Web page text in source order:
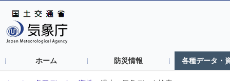
ホーム 防災情報 各種データ・